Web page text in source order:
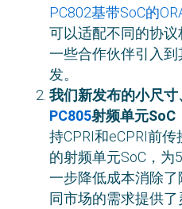
PC802基带SoC的
可以适配不同的协
一些合作伙伴引入
发。
我们新发布的小尺
PC805射频单元SoC
持CPRI和eCPRI前
的射频单元SoC，为
一步降低成本消除
同市场的需求提供了